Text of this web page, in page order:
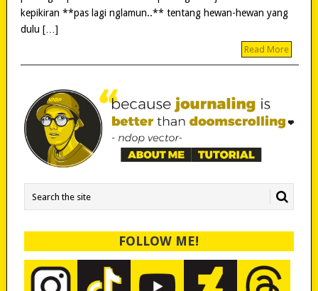
kepikiran **pas lagi nglamun..** tentang hewan-hewan yang
dulu […]
Read More
FOLLOW ME!